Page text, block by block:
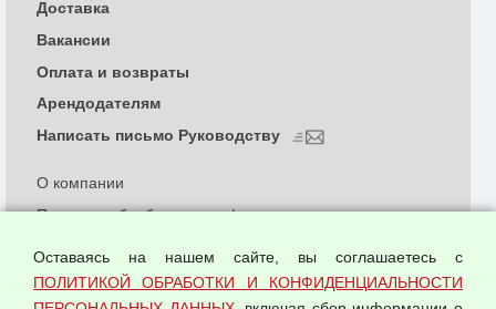
О компании
Политика обработки и конфиденциальности
Согласием на обработку персональных данных
Оферта оптовой купли-продажи
Доставка
Вакансии
Оплата и возвраты
Арендодателям
Написать письмо Руководству
Оставаясь на нашем сайте, вы соглашаетесь с
ПОЛИТИКОЙ ОБРАБОТКИ И КОНФИДЕНЦИАЛЬНОСТИ